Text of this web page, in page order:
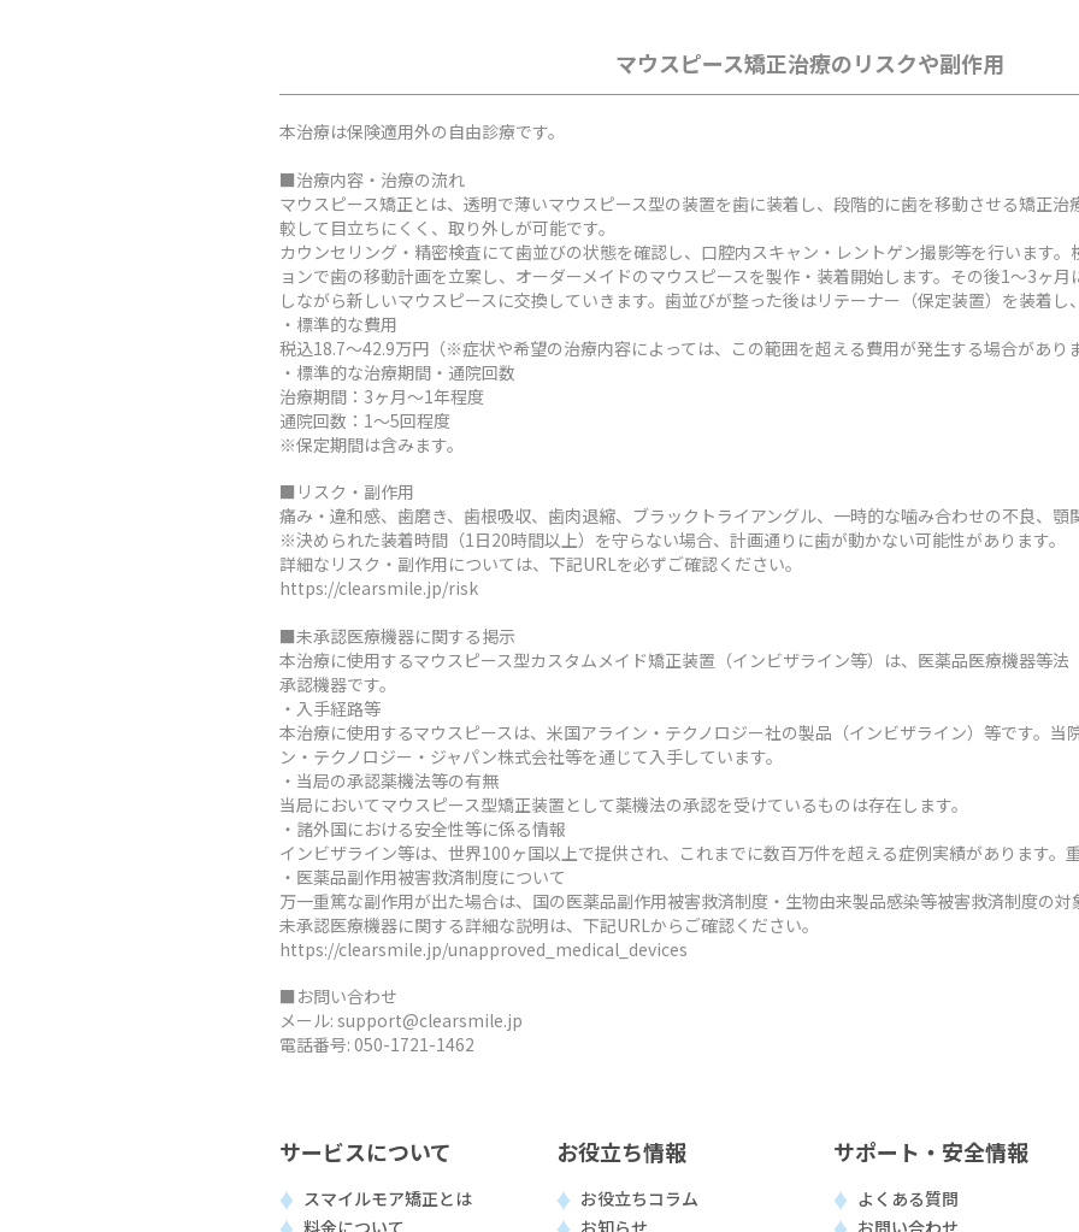
マウスピース矯正治療のリスクや副作用
本治療は保険適用外の自由診療です。
■治療内容・治療の流れ
マウスピース矯正とは、透明で薄いマウスピース型の装置を歯に装着し、段階的に歯を移動させる矯正
較して目立ちにくく、取り外しが可能です。
カウンセリング・精密検査にて歯並びの状態を確認し、口腔内スキャン・レントゲン撮影等を行います
ョンで歯の移動計画を立案し、オーダーメイドのマウスピースを製作・装着開始します。その後1～3ヶ
しながら新しいマウスピースに交換していきます。歯並びが整った後はリテーナー（保定装置）を装着し
・標準的な費用
税込18.7～42.9万円（※症状や希望の治療内容によっては、この範囲を超える費用が発生する場合がありま
・標準的な治療期間・通院回数
治療期間：3ヶ月～1年程度
通院回数：1～5回程度
※保定期間は含みます。
■リスク・副作用
痛み・違和感、歯磨き、歯根吸収、歯肉退縮、ブラックトライアングル、一時的な噛み合わせの不良、顎
※決められた装着時間（1日20時間以上）を守らない場合、計画通りに歯が動かない可能性があります。
詳細なリスク・副作用については、下記URLを必ずご確認ください。
https://clearsmile.jp/risk
■未承認医療機器に関する掲示
本治療に使用するマウスピース型カスタムメイド矯正装置（インビザライン等）は、医薬品医療機器等
承認機器です。
・入手経路等
本治療に使用するマウスピースは、米国アライン・テクノロジー社の製品（インビザライン）等です。当
ン・テクノロジー・ジャパン株式会社等を通じて入手しています。
・当局の承認薬機法等の有無
当局においてマウスピース型矯正装置として薬機法の承認を受けているものは存在します。
・諸外国における安全性等に係る情報
インビザライン等は、世界100ヶ国以上で提供され、これまでに数百万件を超える症例実績があります。
・医薬品副作用被害救済制度について
万一重篤な副作用が出た場合は、国の医薬品副作用被害救済制度・生物由来製品感染等被害救済制度の対
未承認医療機器に関する詳細な説明は、下記URLからご確認ください。
https://clearsmile.jp/unapproved_medical_devices
■お問い合わせ
メール: support@clearsmile.jp
電話番号: 050-1721-1462
サービスについて
スマイルモア矯正とは
お役立ち情報
お役立ちコラム
サポート・安全情報
よくある質問